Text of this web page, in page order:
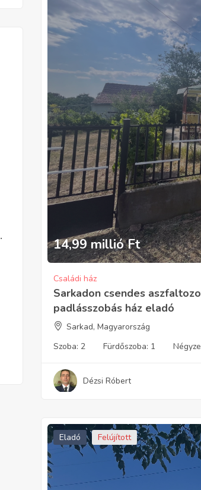
14,99 millió Ft
Családi ház
Sarkadon csendes
padlásszobás ház eladó
Sarkad, Magyarország
Szoba: 2 Fürdőszoba: 1
Dézsi Róbert
Eladó Felújított